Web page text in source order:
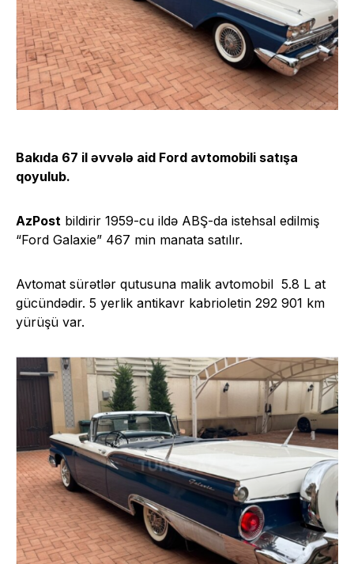
Bakıda 67 il əvvələ aid Ford avtomobili satışa
qoyulub.
AzPost bildirir 1959-cu ildə ABŞ-da istehsal edilmiş
“Ford Galaxie” 467 min manata satılır.
Avtomat sürətlər qutusuna malik avtomobil 5.8 L at
gücündədir. 5 yerlik antikavr kabrioletin 292 901 km
yürüşü var.